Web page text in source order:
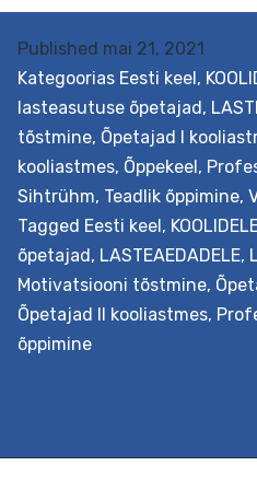
Eesmärk Suunata
mõtlejad ja iseseisvad
Published mai 21, 2021
Kategoorias Eesti keel,
lasteasutuse õpetajad,
tõstmine, Õpetajad I
kooliastmes, Õppekeel,
Sihtrühm, Teadlik õppimine,
Tagged Eesti keel,
õpetajad, LASTEAEDADELE,
Motivatsiooni tõstmine,
Õpetajad II kooliastmes,
õppimine